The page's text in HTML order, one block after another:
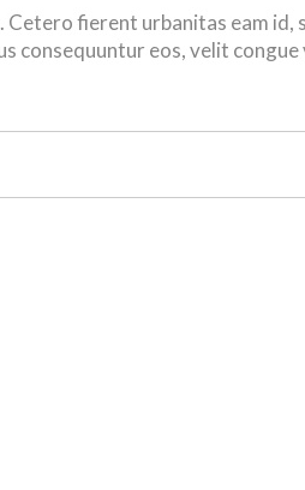
fierent urbanitas eam id,
consequuntur eos, velit